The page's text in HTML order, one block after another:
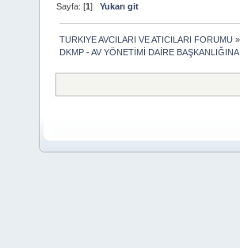
Sayfa: [1]Yukarı git
TURKIYE AVCILARI VE ATICILARI FORUMU »
DKMP - AV YÖNETİMİ DAİRE